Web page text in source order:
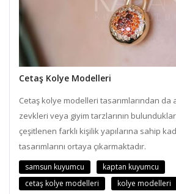
Cetaş Kolye Modelleri
Cetaş kolye modelleri tasarımlarından da
zevkleri veya giyim tarzlarının
çeşitlenen farklı kişilik yapılarına sahip
tasarımlarını ortaya çıkarmaktadır.
samsun kuyumcu
kaptan kuyumcu
cetaş kolye modelleri
kolye modelleri